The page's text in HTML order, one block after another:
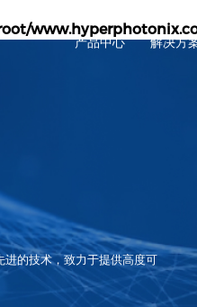
产品中心
200G
100G
解决方
的技术，致力于提供高度可